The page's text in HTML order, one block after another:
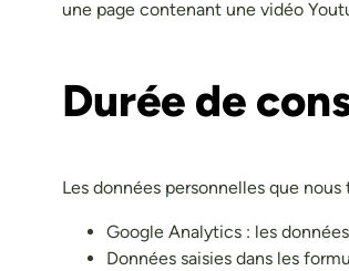
une page contenant une vidéo
Durée de
Les données personnelles que
Google Analytics : les
Données saisies dans les